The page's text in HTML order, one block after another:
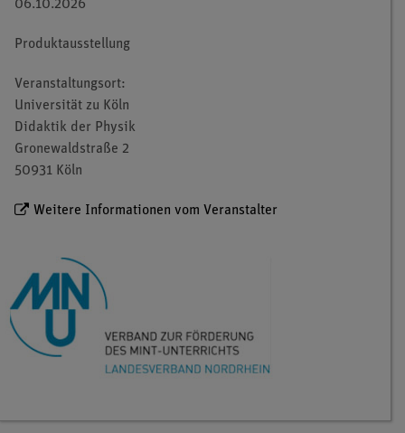
06.10.2026
Produktausstellung
Veranstaltungsort:
Universität zu Köln
Didaktik der Physik
Gronewaldstraße 2
50931 Köln
Weitere Informationen vom Veranstalter